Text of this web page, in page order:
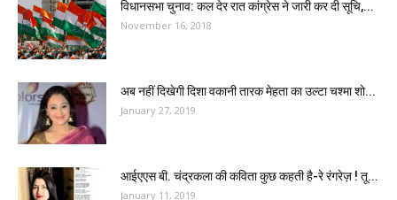
विधानसभा चुनाव: कल देर रात कांग्रेस ने जारी कर दी सूचि,...
November 16, 2018
अब नहीं दिखेगी दिशा वकानी तारक मेहता का उल्टा चश्मा शो...
January 27, 2019
आईएएस बी. चंद्रकला की कविता कुछ कहती है-रे रंगरेज़ ! तू...
January 11, 2019